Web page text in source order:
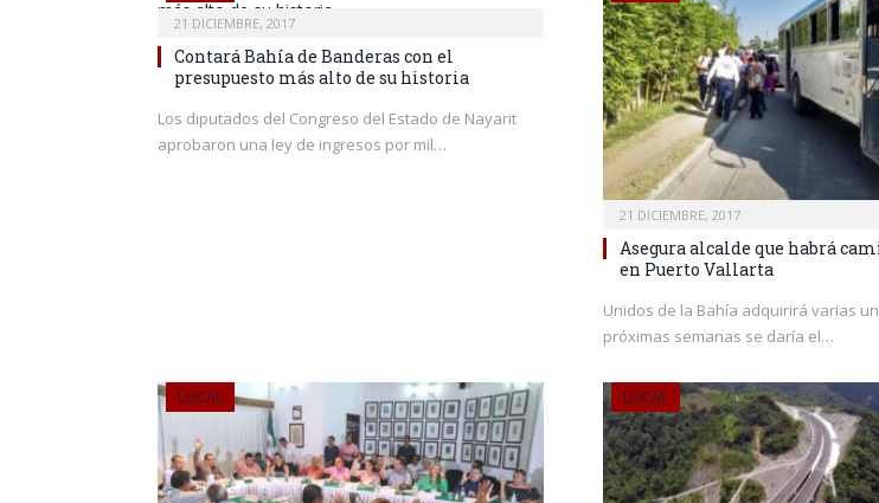
21 DICIEMBRE, 2017
Contará Bahía de Banderas con el
presupuesto más alto de su historia
Los diputados del Congreso del Estado de Nayarit
aprobaron una ley de ingresos por mil…
21 DICIEMBRE, 2017
Asegura alcalde que habrá
en Puerto Vallarta
Unidos de la Bahía adquirirá varias
próximas semanas se daría el…
LOCAL LOCAL